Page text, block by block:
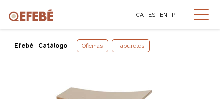
CA ES EN PT
Efebé Catálogo Oficinas Taburetes